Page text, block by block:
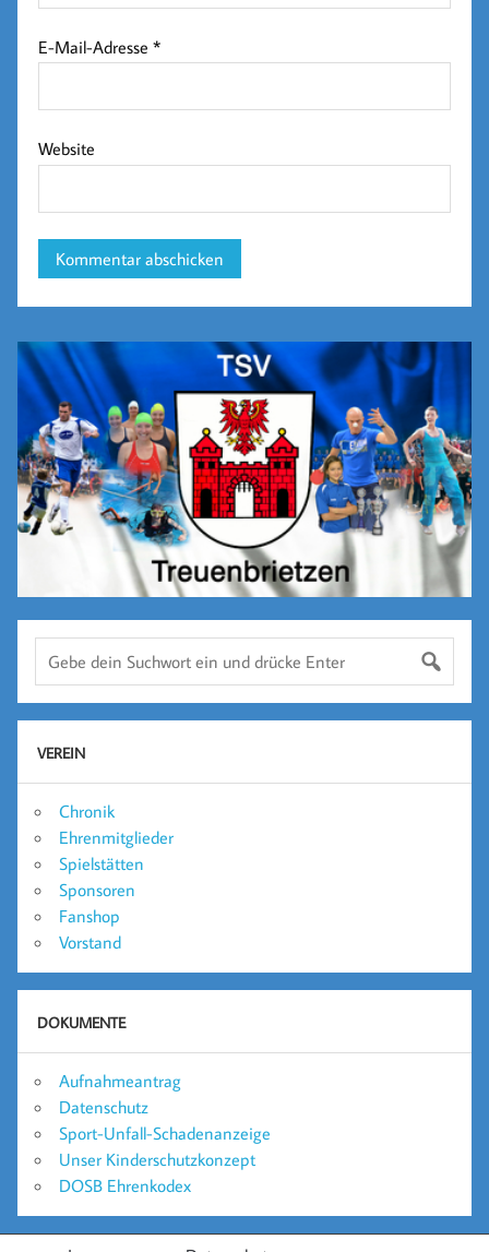
E-Mail-Adresse*
Website
VEREIN
Chronik
Ehrenmitglieder
Spielstätten
Sponsoren
Fanshop
Vorstand
DOKUMENTE
Aufnahmeantrag
Datenschutz
Sport-Unfall-Schadenanzeige
Unser Kinderschutzkonzept
DOSB Ehrenkodex